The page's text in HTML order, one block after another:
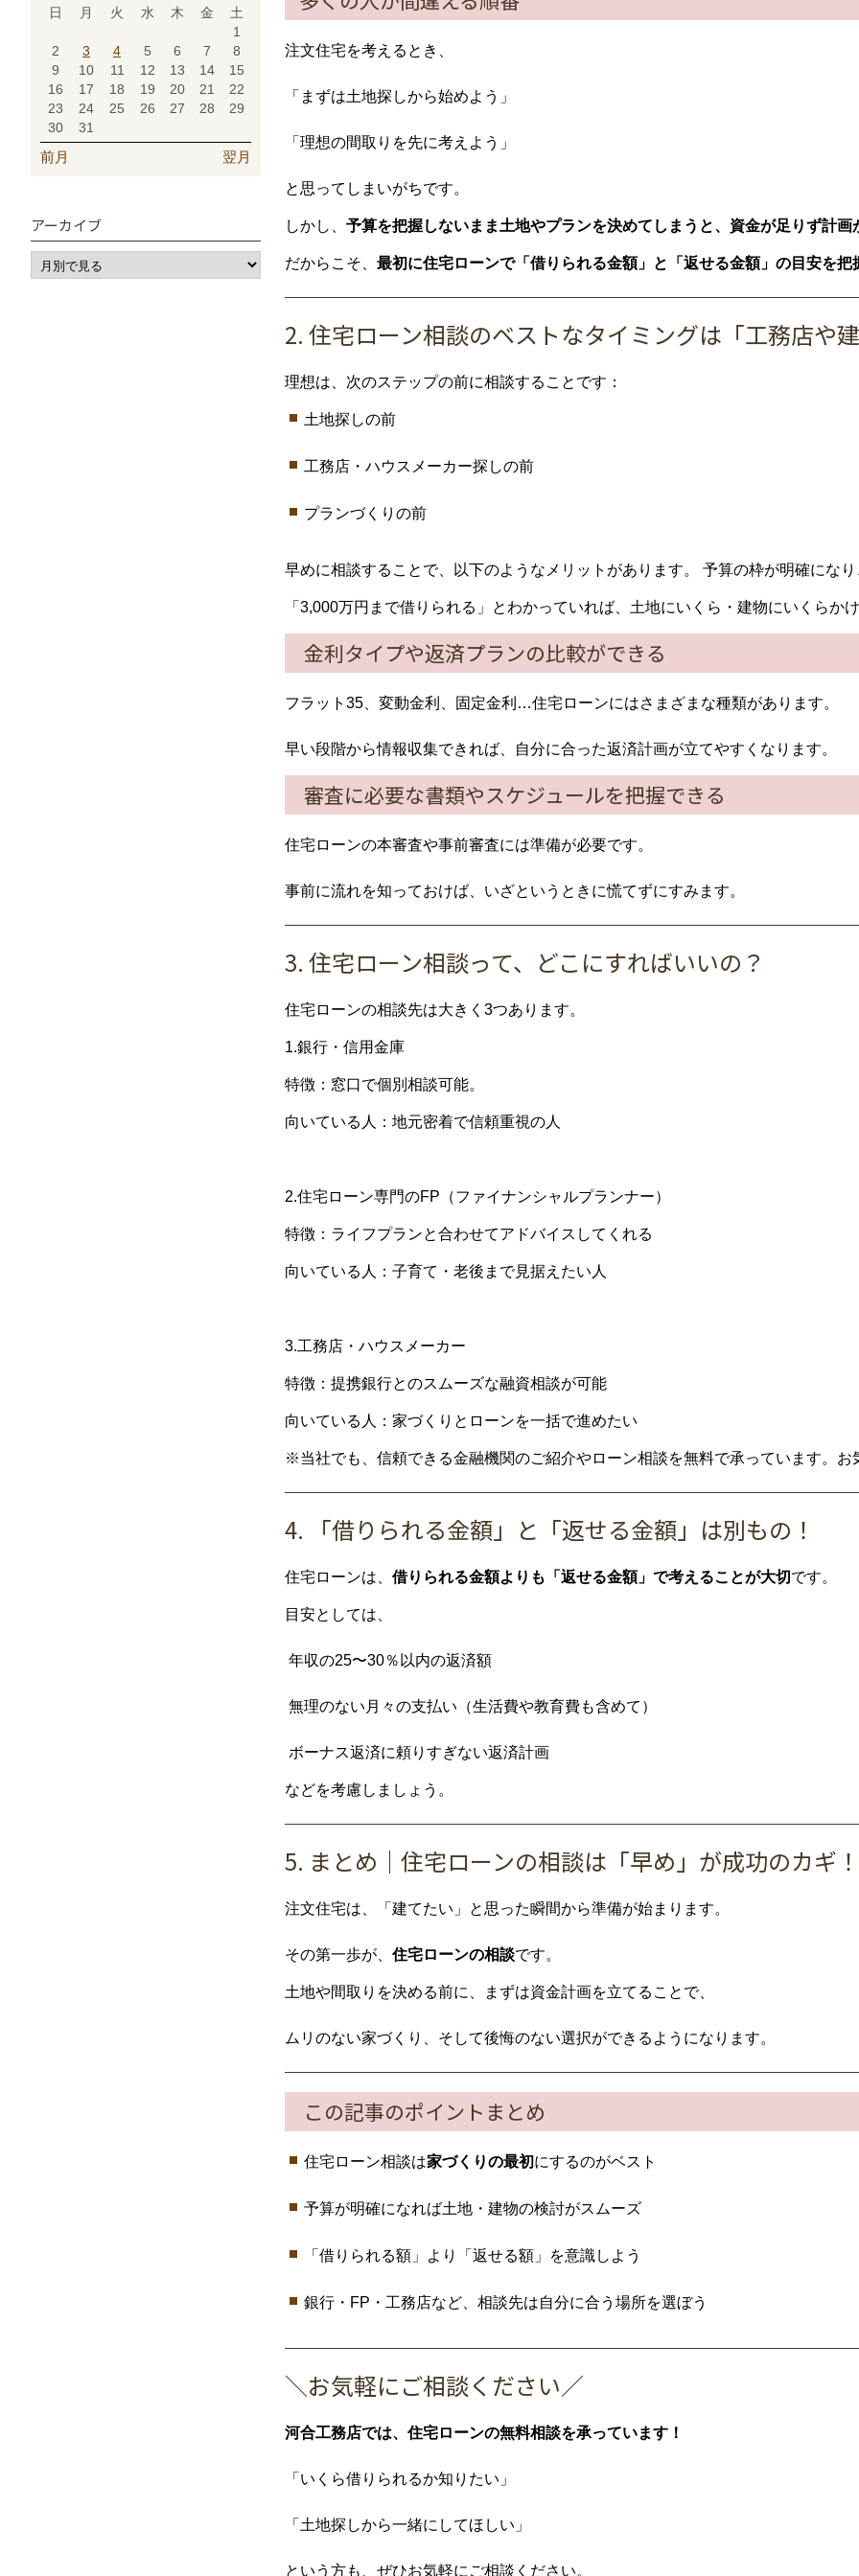
注文住宅を考えるとき、
「まずは土地探しから始めよう」
「理想の間取りを先に考えよう」
と思ってしまいがちです。
しかし、 予算を把握しないまま土地やプランを決めてしまうと、資金が足りず計画
だからこそ、 最初に住宅ローンで「借りられる金額」と「返せる金額」の目安を把
2. 住宅ローン相談のベストなタイミングは「工務店や
理想は、次のステップの前に相談することです：
土地探しの前
工務店・ハウスメーカー探しの前
プランづくりの前
早めに相談することで、以下のようなメリットがあります。 予算の枠が明確にな
「3,000万円まで借りられる」とわかっていれば、土地にいくら・建物にいくらか
金利タイプや返済プランの比較ができる
フラット35、変動金利、固定金利…住宅ローンにはさまざまな種類があります。
早い段階から情報収集できれば、自分に合った返済計画が立てやすくなります。
審査に必要な書類やスケジュールを把握できる
住宅ローンの本審査や事前審査には準備が必要です。
事前に流れを知っておけば、いざというときに慌てずにすみます。
3. 住宅ローン相談って、どこにすればいいの？
住宅ローンの相談先は大きく3つあります。
1.銀行・信用金庫
特徴：窓口で個別相談可能。
向いている人：地元密着で信頼重視の人
2.住宅ローン専門のFP（ファイナンシャルプランナー）
特徴：ライフプランと合わせてアドバイスしてくれる
向いている人：子育て・老後まで見据えたい人
3.工務店・ハウスメーカー
特徴：提携銀行とのスムーズな融資相談が可能
向いている人：家づくりとローンを一括で進めたい
※当社でも、信頼できる金融機関のご紹介やローン相談を無料で承っています。お
4. 「借りられる金額」と「返せる金額」は別もの！
住宅ローンは、 借りられる金額よりも「返せる金額」で考えることが大切です。
目安としては、
年収の25〜30％以内の返済額
無理のない月々の支払い（生活費や教育費も含めて）
ボーナス返済に頼りすぎない返済計画
などを考慮しましょう。
5. まとめ｜住宅ローンの相談は「早め」が成功のカギ！
注文住宅は、「建てたい」と思った瞬間から準備が始まります。
その第一歩が、 住宅ローンの相談です。
土地や間取りを決める前に、まずは資金計画を立てることで、
ムリのない家づくり、そして後悔のない選択ができるようになります。
この記事のポイントまとめ
住宅ローン相談は家づくりの最初にするのがベスト
予算が明確になれば土地・建物の検討がスムーズ
「借りられる額」より「返せる額」を意識しよう
銀行・FP・工務店など、相談先は自分に合う場所を選ぼう
＼お気軽にご相談ください／
河合工務店では、住宅ローンの無料相談を承っています！
「いくら借りられるか知りたい」
「土地探しから一緒にしてほしい」
という方も、ぜひお気軽にご相談ください。
日 月 火 水 木 金
土
1
2
3 4 5 6 7
8
9
10 11 12 13 14
15
16
17 18 19 20 21
22
23
24 25 26 27 28
29
30
31
前月 翌月
アーカイブ